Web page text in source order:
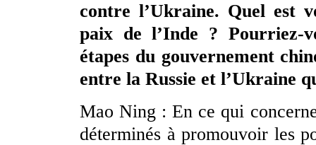
contre l’Ukraine. Quel est
paix de l’Inde ? Pourriez-
étapes du gouvernement
entre la Russie et l’Ukraine
Mao Ning : En ce qui
déterminés à promouvoir les